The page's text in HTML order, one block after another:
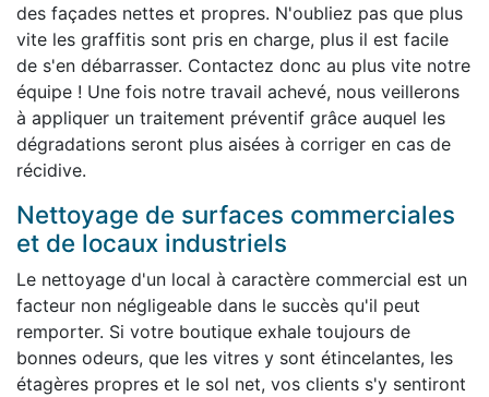
des façades nettes et propres. N'oubliez pas que plus
vite les graffitis sont pris en charge, plus il est facile
de s'en débarrasser. Contactez donc au plus vite notre
équipe ! Une fois notre travail achevé, nous veillerons
à appliquer un traitement préventif grâce auquel les
dégradations seront plus aisées à corriger en cas de
récidive.
Nettoyage de surfaces commerciales
et de locaux industriels
Le nettoyage d'un local à caractère commercial est un
facteur non négligeable dans le succès qu'il peut
remporter. Si votre boutique exhale toujours de
bonnes odeurs, que les vitres y sont étincelantes, les
étagères propres et le sol net, vos clients s'y sentiront